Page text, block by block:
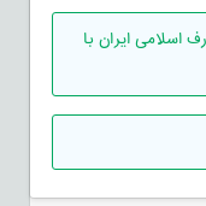
ایران با